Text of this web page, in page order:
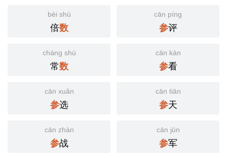
bèi shù
倍数
cān píng
参评
cháng shù
常数
cān kàn
参看
cān xuǎn
参选
cān tiān
参天
cān zhàn
参战
cān jūn
参军